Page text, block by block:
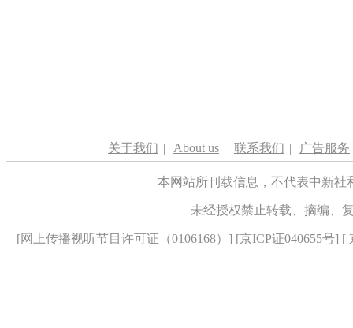
关于我们 | About us | 联系我们 | 广告服务
本网站所刊载信息，不代表中新
未经授权禁止转载、摘编、
[网上传播视听节目许可证（0106168） ] [京ICP证040655号] [